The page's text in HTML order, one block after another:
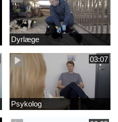
Dyrlæge
03:07
Psykolog